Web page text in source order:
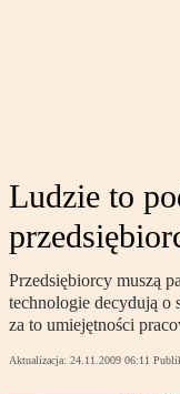
Ludzie to
Przedsiębiorcy muszą
technologie decydują o
za to umiejętności
Aktualizacja: 24.11.2009 06:11